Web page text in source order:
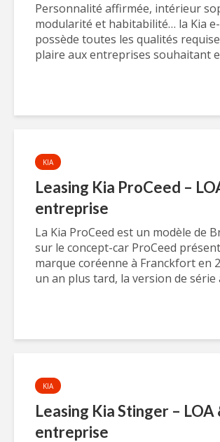
Personnalité affirmée, intérieur
modularité et habitabilité… la Kia
possède toutes les qualités
plaire aux entreprises souhaitant
KIA
Leasing Kia ProCeed –
entreprise
La Kia ProCeed est un modèle de
sur le concept-car ProCeed
marque coréenne à Franckfort en
un an plus tard, la version de série
KIA
Leasing Kia Stinger – LOA
entreprise